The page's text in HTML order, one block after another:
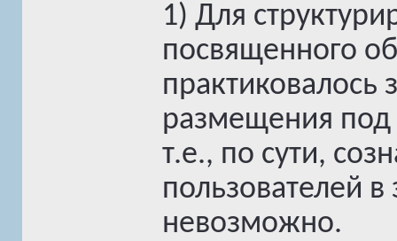
1) Для
посвященного
практиковалось
размещения под
т.е., по сути,
пользователей
невозможно.